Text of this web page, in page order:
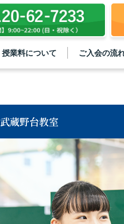
授業料について ご入会の流
武蔵野台教室